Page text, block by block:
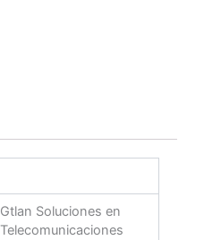
Gtlan Soluciones en
Telecomunicaciones